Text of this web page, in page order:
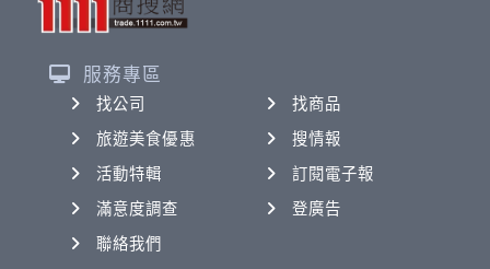
服務專區
找公司
找商品
旅遊美食優惠
搜情報
活動特輯
訂閱電子報
滿意度調查
登廣告
聯絡我們